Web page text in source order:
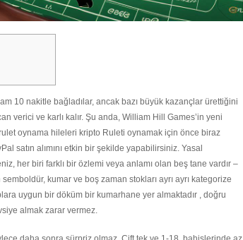
10 nakitle bağladılar, ancak bazı büyük kazançlar ürettiğini
verici ve karlı kalır. Şu anda, William Hill Games’in yeni
oynama hileleri kripto Ruleti oynamak için önce biraz
satın alımını etkin bir şekilde yapabilirsiniz. Yasal
her biri farklı bir özlemi veya anlamı olan beş tane vardır –
kumar ve boş zaman stokları ayrı ayrı kategorize
uygun bir döküm bir kumarhane yer almaktadır , doğru
almak zarar vermez.